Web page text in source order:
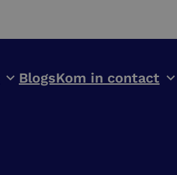
BlogsKom in contact